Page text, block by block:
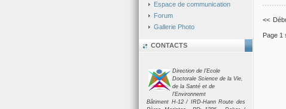
<<
Page 1
Espace de communication
Forum
Gallerie Photo
CONTACTS
Direction de l'Ecole
Doctorale Science de la Vie,
de la Santé et de
l'Environnemt
Bâtiment H-12 / IRD-Hann Route des